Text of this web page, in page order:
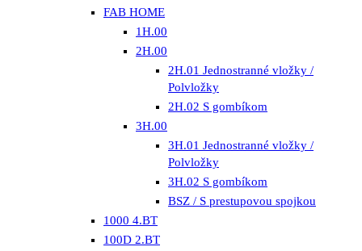
FAB HOME
1H.00
2H.00
2H.01 Jednostranné vložky /
Polvložky
2H.02 S gombíkom
3H.00
3H.01 Jednostranné vložky /
Polvložky
3H.02 S gombíkom
BSZ / S prestupovou spojkou
1000 4.BT
100D 2.BT